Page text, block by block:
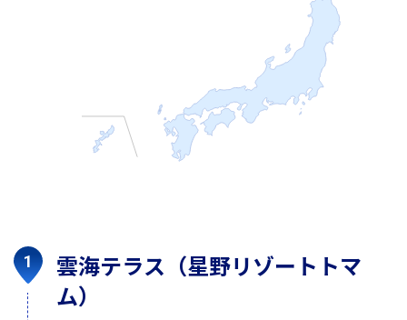
雲海テラス（星野リゾートトマ
ム）